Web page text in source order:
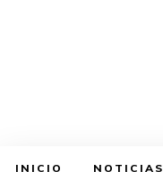
INICIO NOTICIAS